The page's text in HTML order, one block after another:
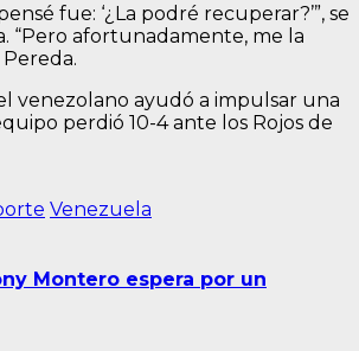
fue: ‘¿La podré recuperar?’”, se
“Pero afortunadamente, me la
venezolano ayudó a impulsar una
perdió 10-4 ante los Rojos de
Venezuela
Montero espera por un